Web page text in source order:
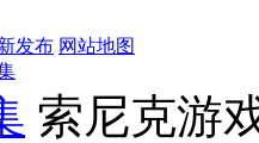
发布 网站地图
索尼克游